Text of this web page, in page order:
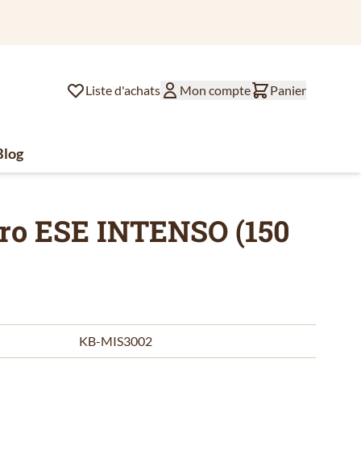
Liste d'achats Mon compte Panier
de café
for Divers
ESE INTENSO (150
KB-MIS3002